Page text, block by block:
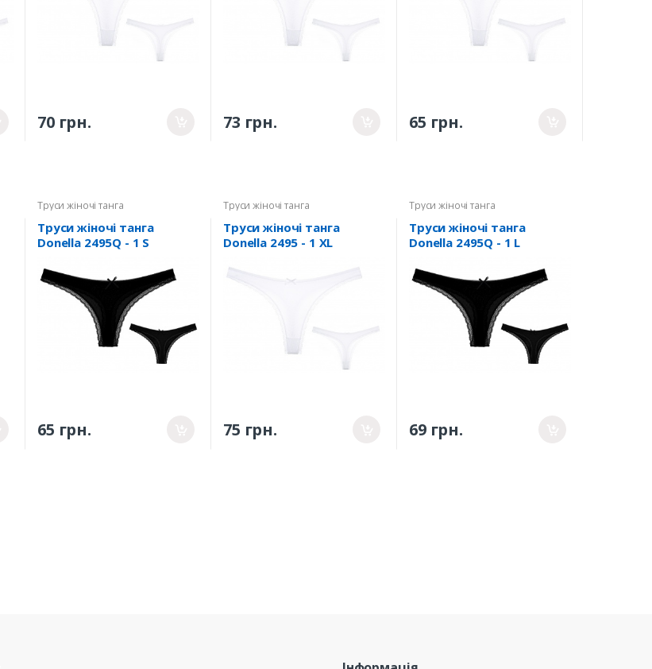
70 грн. 73 грн. 65 грн.
Труси жіночі танга
Труси жіночі танга
Donella 2495Q - 1 S
65 грн.
Труси жіночі танга
Труси жіночі танга
Donella 2495 - 1 XL
75 грн.
Труси жіночі танга
Труси жіночі танга
Donella 2495Q - 1 L
69 грн.